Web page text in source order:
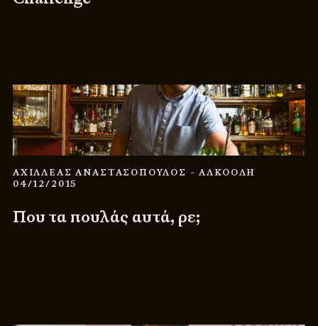
ΑΧΙΛΛΕΑΣ ΑΝΑΣΤΑΣΟΠΟΥΛΟΣ - ΑΛΚΟΟΛΗ
04/12/2015
Που τα πουλάς αυτά, ρε;